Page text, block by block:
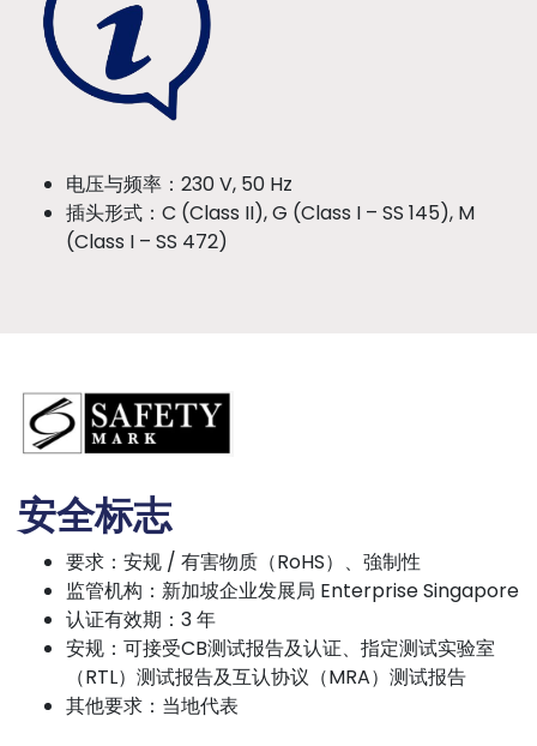
电压与频率：230 V, 50 Hz
插头形式：C (Class II), G (Class I – SS 145), M
(Class I – SS 472)
安全标志
要求：安规 / 有害物质（RoHS）、強制性
监管机构：新加坡企业发展局 Enterprise Singapore
认证有效期：3 年
安规：可接受CB测试报告及认证、指定测试实验室
（RTL）测试报告及互认协议（MRA）测试报告
其他要求：当地代表